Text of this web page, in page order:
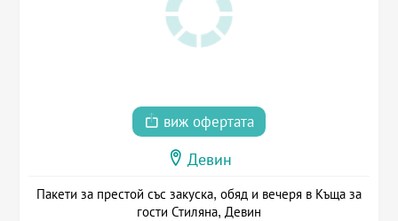
виж офертата
Девин
Пакети за престой със закуска, обяд и вечеря в Къща за
гости Стиляна, Девин